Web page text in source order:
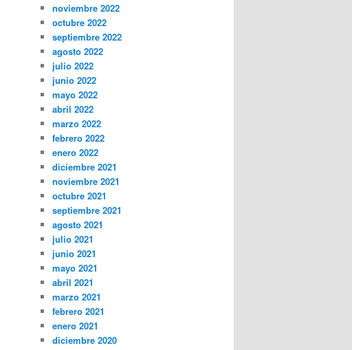
noviembre 2022
octubre 2022
septiembre 2022
agosto 2022
julio 2022
junio 2022
mayo 2022
abril 2022
marzo 2022
febrero 2022
enero 2022
diciembre 2021
noviembre 2021
octubre 2021
septiembre 2021
agosto 2021
julio 2021
junio 2021
mayo 2021
abril 2021
marzo 2021
febrero 2021
enero 2021
diciembre 2020